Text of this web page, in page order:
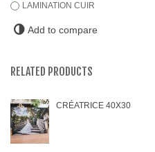
LAMINATION CUIR
Add to compare
RELATED PRODUCTS
CRÉATRICE 40X30